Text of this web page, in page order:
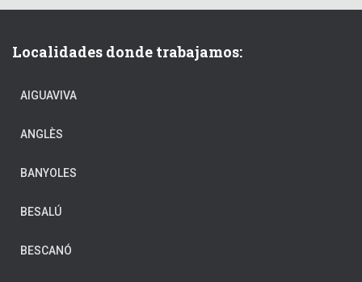
Localidades donde trabajamos:
AIGUAVIVA
ANGLÈS
BANYOLES
BESALÚ
BESCANÓ